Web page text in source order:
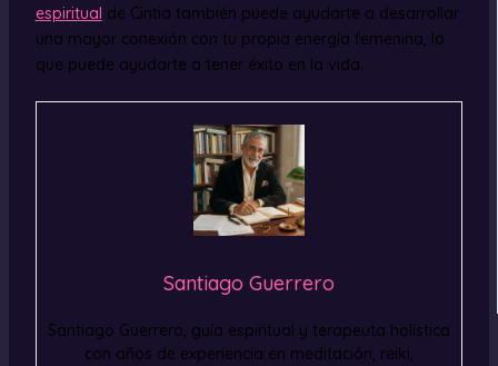
espiritual de Cintia también puede ayudarte a desarrollar
una mayor conexión con tu propia energía femenina, lo
que puede ayudarte a tener éxito en la vida.
Santiago Guerrero
Santiago Guerrero, guía espiritual y terapeuta holística
con años de experiencia en meditación, reiki,